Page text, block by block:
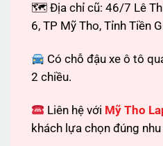
🗺 Địa chỉ cũ: 46/7 Lê
6, TP Mỹ Tho, Tỉnh Tiền
Có chỗ đậu xe ô tô
2 chiều.
Liên hệ với Mỹ Tho
khách lựa chọn đúng